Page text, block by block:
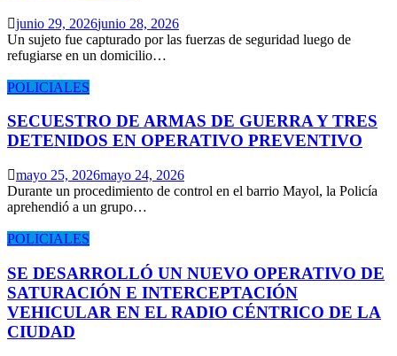
junio 29, 2026junio 28, 2026
Un sujeto fue capturado por las fuerzas de seguridad luego de
refugiarse en un domicilio…
POLICIALES
SECUESTRO DE ARMAS DE GUERRA Y TRES
DETENIDOS EN OPERATIVO PREVENTIVO
mayo 25, 2026mayo 24, 2026
Durante un procedimiento de control en el barrio Mayol, la Policía
aprehendió a un grupo…
POLICIALES
SE DESARROLLÓ UN NUEVO OPERATIVO DE
SATURACIÓN E INTERCEPTACIÓN
VEHICULAR EN EL RADIO CÉNTRICO DE LA
CIUDAD